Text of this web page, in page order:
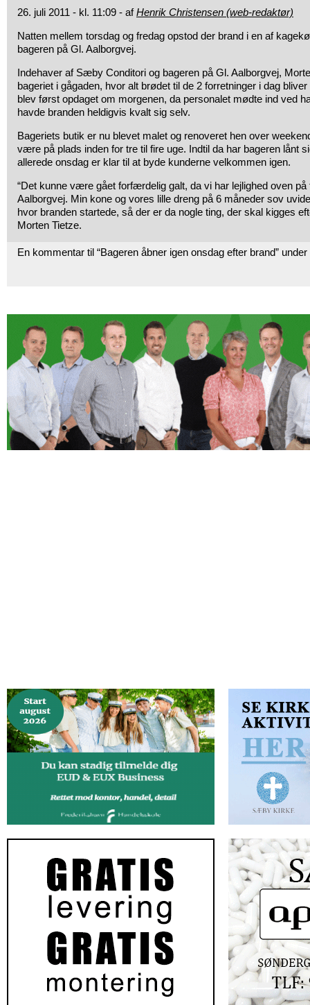
26. juli 2011 - kl. 11:09 - afHenrik Christensen (web-redaktør)
Natten mellem torsdag og fredag opstod der brand i en af
bageren på Gl. Aalborgvej.
Indehaver af Sæby Conditori og bageren på Gl. Aalborgvej,
bageriet i gågaden, hvor alt brødet til de 2 forretninger i dag
blev først opdaget om morgenen, da personalet mødte ind ved
havde branden heldigvis kvalt sig selv.
Bageriets butik er nu blevet malet og renoveret hen over
være på plads inden for tre til fire uge. Indtil da har bageren lånt
allerede onsdag er klar til at byde kunderne velkommen igen.
“Det kunne være gået forfærdelig galt, da vi har lejlighed oven på
Aalborgvej. Min kone og vores lille dreng på 6 måneder sov
hvor branden startede, så der er da nogle ting, der skal kigges
Morten Tietze.
En kommentar til “Bageren åbner igen onsdag efter brand”